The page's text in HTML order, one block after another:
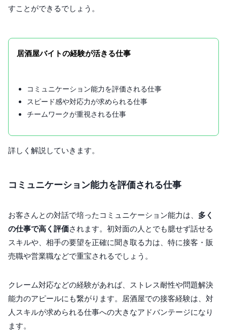
すことができるでしょう。
居酒屋バイトの経験が活きる仕事
コミュニケーション能力を評価される仕事
スピード感や対応力が求められる仕事
チームワークが重視される仕事
詳しく解説していきます。
コミュニケーション能力を評価される仕事
お客さんとの対話で培ったコミュニケーション能力は、 多く
の仕事で高く評価されます。初対面の人とでも臆せず話せる
スキルや、相手の要望を正確に聞き取る力は、特に接客・販
売職や営業職などで重宝されるでしょう。
クレーム対応などの経験があれば、ストレス耐性や問題解決
能力のアピールにも繋がります。居酒屋での接客経験は、対
人スキルが求められる仕事への大きなアドバンテージになり
ます。